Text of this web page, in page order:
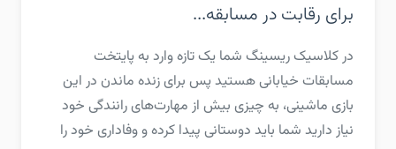
برای رقابت در مسابقه...
‏‏در کلاسیک ریسینگ شما یک تازه وارد به پایتخت
مسابقات خیابانی هستید پس برای زنده ماندن در این
بازی ماشینی، به چیزی بیش از مهارت‌های رانندگی خود
نیاز دارید شما باید دوستانی پیدا کرده و وفاداری خود را